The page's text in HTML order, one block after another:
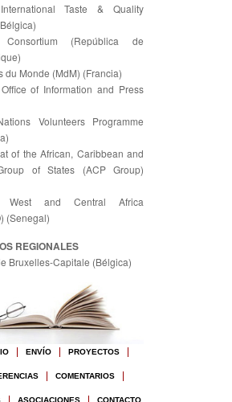
Taste & Quality
Consortium (República de
du Monde (MdM) (Francia)
of Information and Press
Volunteers Programme
of the African, Caribbean and
of States (ACP Group)
West and Central Africa
(Senegal)
REGIONALES
Bruxelles-Capitale (Bélgica)
ENVÍO PROYECTOS
COMENTARIOS
ASOCIACIONES CONTACTO